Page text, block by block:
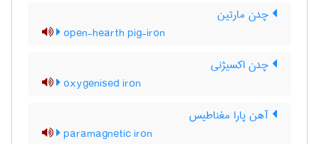
چدن مارتین
open-hearth pig-iron
چدن اکسیژنی
oxygenised iron
آهن پارا مغناطیس
paramagnetic iron